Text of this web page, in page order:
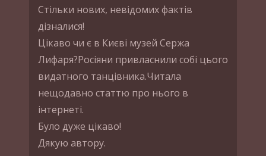
Стільки нових, невідомих фактів
дізналися!
Цікаво чи є в Києві музей Сержа
Лифаря?Росіяни привласнили собі цього
видатного танцівника.Читала
нещодавно статтю про нього в
інтернеті.
Було дуже цікаво!
Дякую автору.